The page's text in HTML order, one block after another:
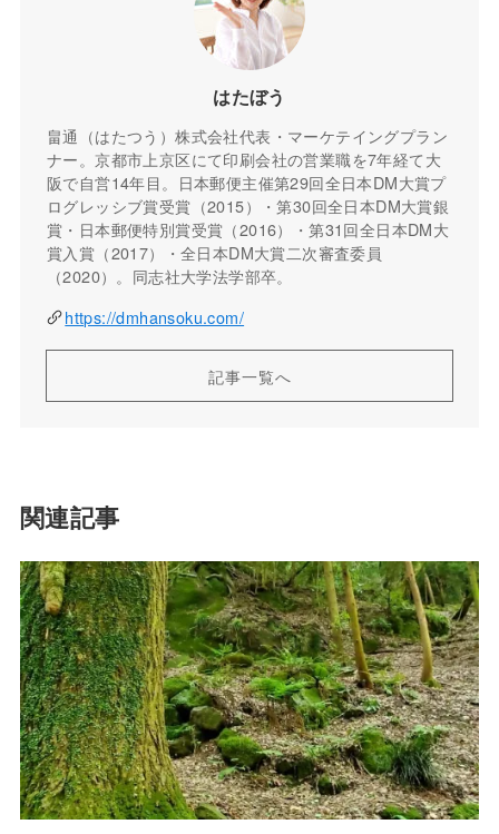
はたぼう
畠通（はたつう）株式会社代表・マーケテイングプラン
ナー。京都市上京区にて印刷会社の営業職を7年経て大
阪で自営14年目。日本郵便主催第29回全日本DM大賞プ
ログレッシブ賞受賞（2015）・第30回全日本DM大賞銀
賞・日本郵便特別賞受賞（2016）・第31回全日本DM大
賞入賞（2017）・全日本DM大賞二次審査委員
（2020）。同志社大学法学部卒。
https://dmhansoku.com/
記事一覧へ
関連記事